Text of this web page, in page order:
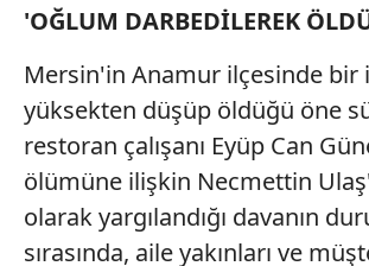
'OĞLUM DARBEDİLEREK
Mersin'in Anamur ilçesinde bir
yüksekten düşüp öldüğü öne
restoran çalışanı Eyüp Can
ölümüne ilişkin Necmettin
olarak yargılandığı davanın
sırasında, aile yakınları ve